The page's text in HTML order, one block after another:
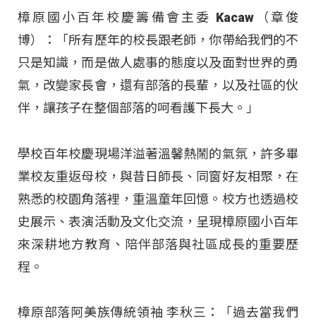
樟原國小百年校慶籌備會主委 Kacaw（章俊
博）：「所有歷年的校長跟老師，你帶給我們的不
只是知識，而是做人處事的態度以及面對世界的勇
氣，改變家長會，還有部落的長輩，以及社區的伙
伴，讓孩子在整個部落的呵看護下長大。」
學校百年校慶現場洋溢著溫馨熱鬧的氣氛，許多畢
業校友重返母校，與昔日師長、同窗好友相聚，在
熟悉的校園角落裡，重溫童年回憶。校方也透過校
史展示、表演活動及文化交流，呈現樟原國小百年
來深耕地方教育、陪伴部落與社區成長的重要歷
程。
樟原部落阿美族傳統領袖 李秋三：「過去當我們